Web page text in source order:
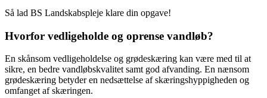
Så lad BS Landskabspleje klare din opgave!
Hvorfor vedligeholde og oprense vandløb?
En skånsom vedligeholdelse og grødeskæring kan være med til at
sikre, en bedre vandløbskvalitet samt god afvanding. En nænsom
grødeskæring betyder en nedsættelse af skæringshyppigheden og
omfanget af skæringen.